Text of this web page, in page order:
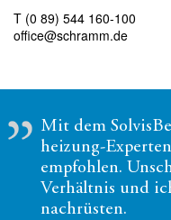
T (0 89) 544 160-100
office@schramm.de
Mit dem
heizung-
empfohlen.
Verhältnis und
nachrüsten.